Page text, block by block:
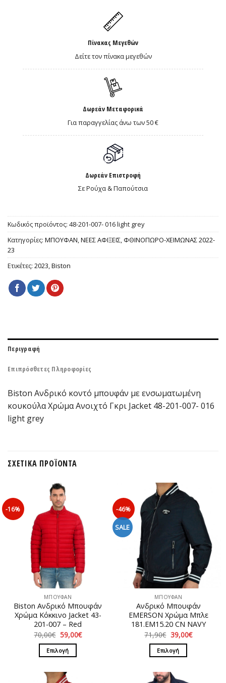
Πίνακας Μεγεθών
Δείτε τον πίνακα μεγεθών
Δωρεάν Μεταφορικά
Για παραγγελίας άνω των 50 €
Δωρεάν Επιστροφή
Σε Ρούχα & Παπούτσια
Κωδικός προϊόντος: 48-201-007- 016 light grey
Κατηγορίες: ΜΠΟΥΦΑΝ,ΝΕΕΣ ΑΦΙΞΕΙΣ, ΦΘΙΝΟΠΩΡΟ-ΧΕΙΜΩΝΑΣ 2022-
23
Ετικέτες: 2023,Biston
Περιγραφή
Επιπρόσθετες Πληροφορίες
Biston Ανδρικό κοντό μπουφάν με ενσωματωμένη
κουκούλα Χρώμα Ανοιχτό Γκρι Jacket 48-201-007- 016
light grey
ΣΧΕΤΙΚΆ ΠΡΟΪΌΝΤΑ
-16%
ΜΠΟΥΦΑΝ
Biston Ανδρικό Μπουφάν
Χρώμα Κόκκινο Jacket 43-
201-007 – Red
70,00€ Original
price
was:
70,00€.
59,00€Η
τρέχουσα
Επιλογή
το
-46%
SALE
ΜΠΟΥΦΑΝ
Ανδρικό Μπουφάν
EMERSON Χρώμα Μπλε
181.EM15.20 CN NAVY
71,90€ Original
price
was:
71,90€.
39,00€Η
τρέχουσα
Επιλογή
το